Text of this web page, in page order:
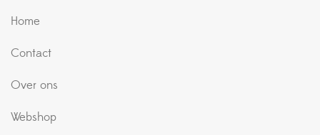
Home
Contact
Over ons
Webshop